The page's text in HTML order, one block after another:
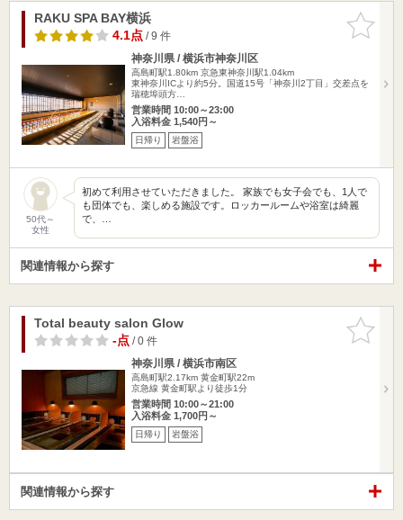
お気に入
りに追加
RAKU SPA BAY横浜
4.1点/ 9 件
神奈川県 / 横浜市神奈川区
高島町駅1.80km 京急東神奈川駅1.04km
東神奈川ICより約5分。国道15号「神奈川2丁目」交差点を
瑞穂埠頭方…
営業時間 10:00～23:00
入浴料金 1,540円～
日帰り 岩盤浴
50代～
女性
初めて利用させていただきました。 家族でも女子会でも、1人で
も団体でも、楽しめる施設です。ロッカールームや浴室は綺麗
で、…
関連情報から探す
お気に入
りに追加
Total beauty salon Glow
-点/ 0 件
神奈川県 / 横浜市南区
高島町駅2.17km 黄金町駅22m
京急線 黄金町駅より徒歩1分
営業時間 10:00～21:00
入浴料金 1,700円～
日帰り 岩盤浴
関連情報から探す